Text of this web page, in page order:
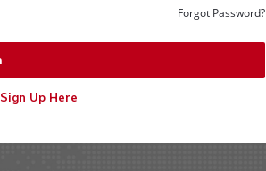
Forgot Password?
Sign Up Here